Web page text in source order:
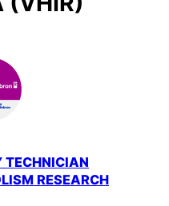
TECHNICIAN
RESEARCH